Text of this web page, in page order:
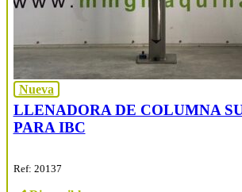
Nueva
LLENADORA DE COLUMNA
PARA IBC
Ref: 20137